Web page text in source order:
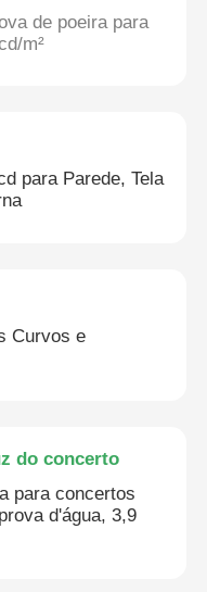
concerto
de poeira para
m²
para Parede, Tela
Curvos e
do concerto
para concertos
d'água, 3,9